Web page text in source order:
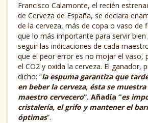
Francisco Calamonte, el recién
de Cerveza de España, se declara
de la cerveza, más de copa o vaso de
que lo más importante para servir bien
seguir las indicaciones de cada
que el peor error es no mojar el vaso,
el CO2 y oxida la cerveza. El ganador,
dicho: “la espuma garantiza que
en beber la cerveza, ésta se
maestro cervecero”. Añadía “es
cristalería, el grifo y mantener el
óptimas”.